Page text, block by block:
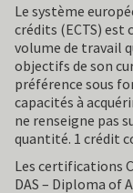
Le système
crédits (ECTS) est
volume de travail
objectifs de son
préférence sous
capacités à
ne renseigne pas
quantité. 1 crédit
Les certifications
DAS – Diploma of